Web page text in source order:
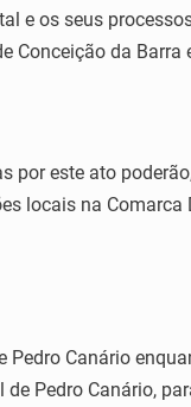
e os seus
Conceição da Barra
este ato
locais na
Canário
Pedro Canário,